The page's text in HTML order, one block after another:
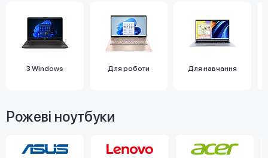
З Windows Для роботи Для навчання
Рожеві ноутбуки